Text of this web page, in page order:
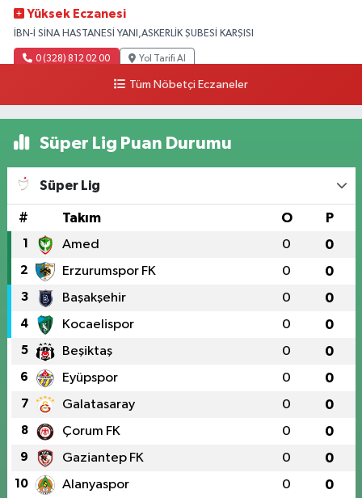
Yüksek Eczanesi
İBN-İ SİNA HASTANESİ YANI,ASKERLİK ŞUBESİ KARŞISI
0 (328) 812 02 00 Yol Tarifi Al
Tüm Nöbetçi Eczaneler
Süper Lig Puan Durumu
Süper Lig
# Takım O P
1 Amed 0 0
2 Erzurumspor FK 0 0
3 Başakşehir 0 0
4 Kocaelispor 0 0
5 Beşiktaş 0 0
6 Eyüpspor 0 0
7 Galatasaray 0 0
8 Çorum FK 0 0
9 Gaziantep FK 0 0
10 Alanyaspor 0 0